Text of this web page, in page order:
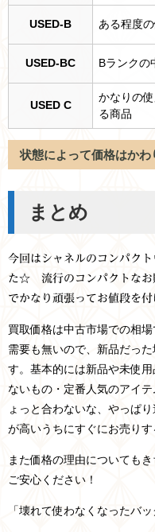
USED-B ある程度
USED-BC Bランクの
USED C
かなりの
る商品
状態によって価格はかわ
まとめ
今回はシャネルのコンパク
た☆ 流行のコンパクトなお
でかなり頑張ってお値段を
買取価格は中古市場での相
需要も無いので、新品だっ
す。基本的には新品や未使
ないもの・定番人気のアイ
ょっと合わないな、やっぱ
が高いうちにすぐにお売り
また価格の理由についても
ご安心ください！
「壊れて使わなくなったバッ